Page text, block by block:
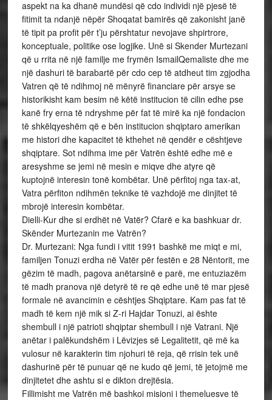
aspekt na ka dhanë mundësi që cdo individi një pjesë të
fitimit ta ndanjë nëpër Shoqatat bamirës që zakonisht janë
të tipit pa profit për t’ju përshtatur nevojave shpirtrore,
konceptuale, politike ose logjike. Unë si Skender Murtezani
që u rrita në një familje me frymën IsmailQemaliste dhe me
një dashuri të barabartë për cdo cep të atdheut tim zgjodha
Vatren që të ndihmoj në mënyrë financiare për arsye se
historikisht kam besim në këtë institucion të cilin edhe pse
kanë fry erna të ndryshme për fat të mirë ka një fondacion
të shkëlqyeshëm që e bën institucion shqiptaro amerikan
me histori dhe kapacitet të kthehet në qendër e cështjeve
shqiptare. Sot ndihma ime për Vatrën është edhe më e
aresyshme se jemi në mesin e miqve dhe atyre që
kuptojnë interesin tonë kombëtar. Unë përfitoj nga tax-at,
Vatra përfiton ndihmën teknike të vazhdojë me dinjitet të
mbrojë interesin kombëtar.
Dielli-Kur dhe si erdhët në Vatër? Cfarë e ka bashkuar dr.
Skënder Murtezanin me Vatrën?
Dr. Murtezani: Nga fundi i vitit 1991 bashkë me miqt e mi,
familjen Tonuzi erdha në Vatër për festën e 28 Nëntorit, me
gëzim të madh, pagova anëtarsinë e parë, me entuziazëm
të madh pranova një detyrë të re që edhe unë të mar pjesë
formale në avancimin e cështjes Shqiptare. Kam pas fat të
madh të kem një mik si Z-ri Hajdar Tonuzi, ai ështe
shembull i një patrioti shqiptar shembull i një Vatrani. Një
anëtar i palëkundshëm i Lëvizjes së Legalitetit, që më ka
vulosur në karakterin tim njohuri të reja, që rrisin tek unë
dashurinë për të punuar që ne kudo që jemi, të jetojmë me
dinjitetet dhe ashtu si e dikton drejtësia.
Fillimisht me Vatrën më bashkoi misioni i themeluesve të